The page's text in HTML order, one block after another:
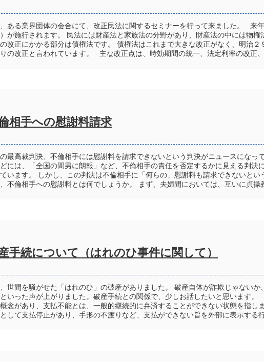
ある業界団体の会合にて、改正民法に関するセミナーを行って来ました。 来
が施行されます。 民法には財産法と家族法の分野があり、財産法の中には物権
改正にかかる部分は債権法です。 債権法はこれまで大きな改正がなく、明治２
の改正と言われています。 主な改正点は、時効期間の統一、法定利率の改正
相手への慰謝料請求
最高裁判決、不倫相手には慰謝料を請求できないという判決がニュースになっ
には、「全国の間男に朗報」など、不倫相手の責任を否定するかに見える判決
います。 しかし、この判決は不倫相手に「何らの」慰謝料も請求できないと
不倫相手への慰謝料とは何でしょうか。 まず、夫婦間においては、互いに貞操
手続について（はれのひ事件に関して）
世間を騒がせた「はれのひ」の破産がありました。 破産自体が詐欺じゃないか
いった声が上がりました。破産手続との関係で、少しお話したいと思います。
念があり、支払不能とは、一般的継続的に弁済することができない状態を指し
して支払停止があり、手形の不渡りなど、支払ができない旨を外部に表示する